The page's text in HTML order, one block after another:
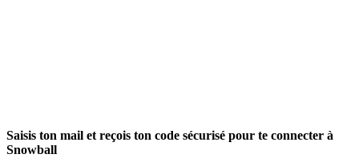
Saisis ton mail et reçois ton code sécurisé pour te connecter à
Snowball